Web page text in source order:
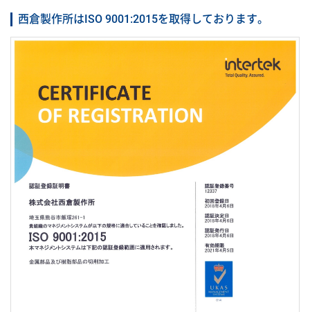
西倉製作所はISO 9001:2015を取得しております。